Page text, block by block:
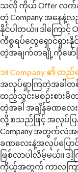
သလို ကိုယ် Offer လက်ခံပ
တဲ့ Company အနေနဲ့လ
နိုင်ပါတယ်။ ဒါကြောင့်
ကိစ္စရပ်တွေရှောင်ရှား
တဲ့အချက်တချို့ကိုဖော်ပ
၁။ Company ၏ တ
အလုပ်ရှာကြတဲ့အခါတ
ထည့်သွင်းမစဉ်းစား
တဲ့အခါ အချိန်ခဏလေး
လို့ စသည်ဖြင့် အလုပ်ပ
Company အတွက်လဲ
ခဏလေးနဲ့အလုပ်ပြောင်း
ဖြစ်လာပါလိမ့်မယ်။ ဒ
ကိုယ့်အတွက် ကာလကြာ